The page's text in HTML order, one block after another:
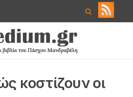
κοστίζουν οι